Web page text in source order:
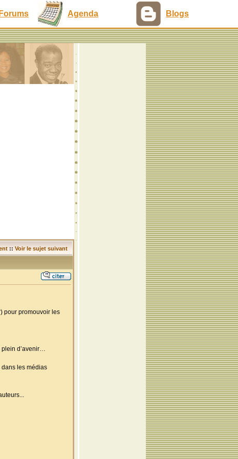
Forums Agenda Blogs
:: Voir le sujet suivant
pour promouvoir les
plein d’avenir…
dans les médias